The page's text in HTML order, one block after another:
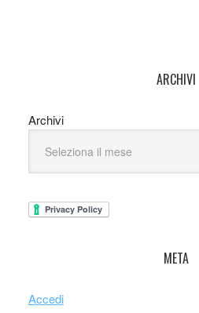
ARCHIVI
Archivi
META
Accedi